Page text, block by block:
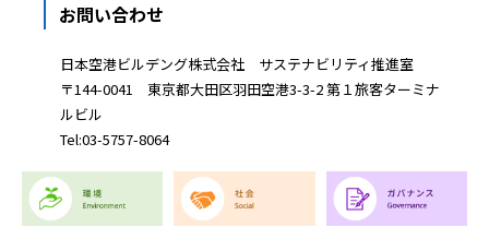
お問い合わせ
日本空港ビルデング株式会社 サステナビリティ推進室
〒144-0041 東京都大田区羽田空港3-3-2 第１旅客ターミナ
ルビル
Tel:03-5757-8064